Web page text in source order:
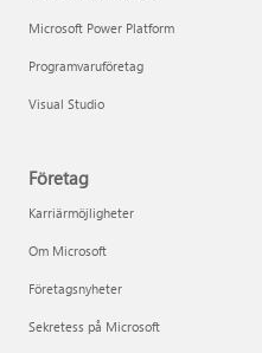
Microsoft Power Platform
Programvaruföretag
Visual Studio
Företag
Karriärmöjligheter
Om Microsoft
Företagsnyheter
Sekretess på Microsoft